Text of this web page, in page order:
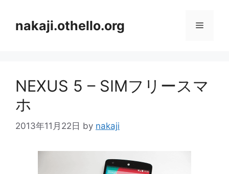
nakaji.othello.org メ
ュ
NEXUS 5 – SIMフリースマ
ホ
2013年11月22日 by nakaji